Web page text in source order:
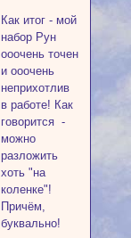
Как итог - мой
набор Рун
ооочень точен
и ооочень
неприхотлив
в работе! Как
говорится -
можно
разложить
хоть "на
коленке"!
Причём,
буквально!